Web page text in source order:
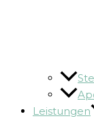
Leistungen